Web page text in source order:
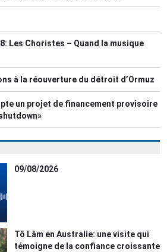
Les Choristes – Quand la musique
à la réouverture du détroit d’Ormuz
un projet de financement provisoire
09/08/2026
Tô Lâm en Australie: une visite qui
témoigne de la confiance croissante